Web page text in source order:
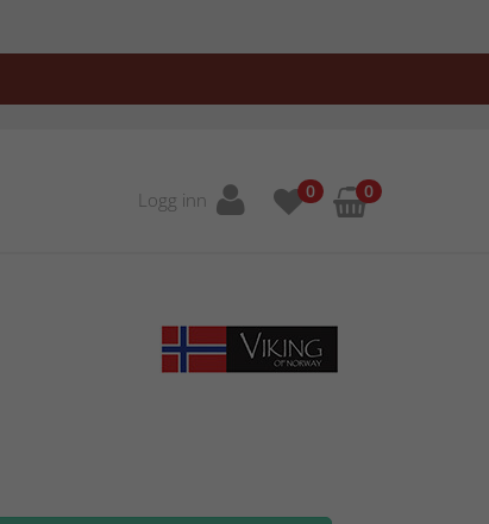
Logg inn 0 0